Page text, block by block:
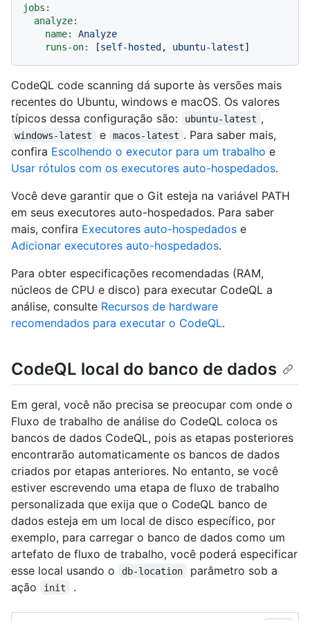
jobs:
analyze:
name:
Analyze
runs-on:
[self-hosted, ubuntu-latest
CodeQL code scanning dá suporte às versões mais
recentes do Ubuntu, windows e macOS. Os valores
típicos dessa configuração são:
ubuntu-latest ,
windows-latest e macos-latest . Para saber mais,
confira Escolhendo o executor para um trabalho e
Usar rótulos com os executores auto-hospedados.
Você deve garantir que o Git esteja na variável PATH
em seus executores auto-hospedados. Para saber
mais, confira Executores auto-hospedados e
Adicionar executores auto-hospedados.
Para obter especificações recomendadas (RAM,
núcleos de CPU e disco) para executar CodeQL a
análise, consulte Recursos de hardware
recomendados para executar o CodeQL.
CodeQL local do banco de dados
Em geral, você não precisa se preocupar com onde o
Fluxo de trabalho de análise do CodeQL coloca os
bancos de dados CodeQL, pois as etapas posteriores
encontrarão automaticamente os bancos de dados
criados por etapas anteriores. No entanto, se você
estiver escrevendo uma etapa de fluxo de trabalho
personalizada que exija que o CodeQL banco de
dados esteja em um local de disco específico, por
exemplo, para carregar o banco de dados como um
artefato de fluxo de trabalho, você poderá especificar
esse local usando o
db-location
parâmetro sob a
ação
init .